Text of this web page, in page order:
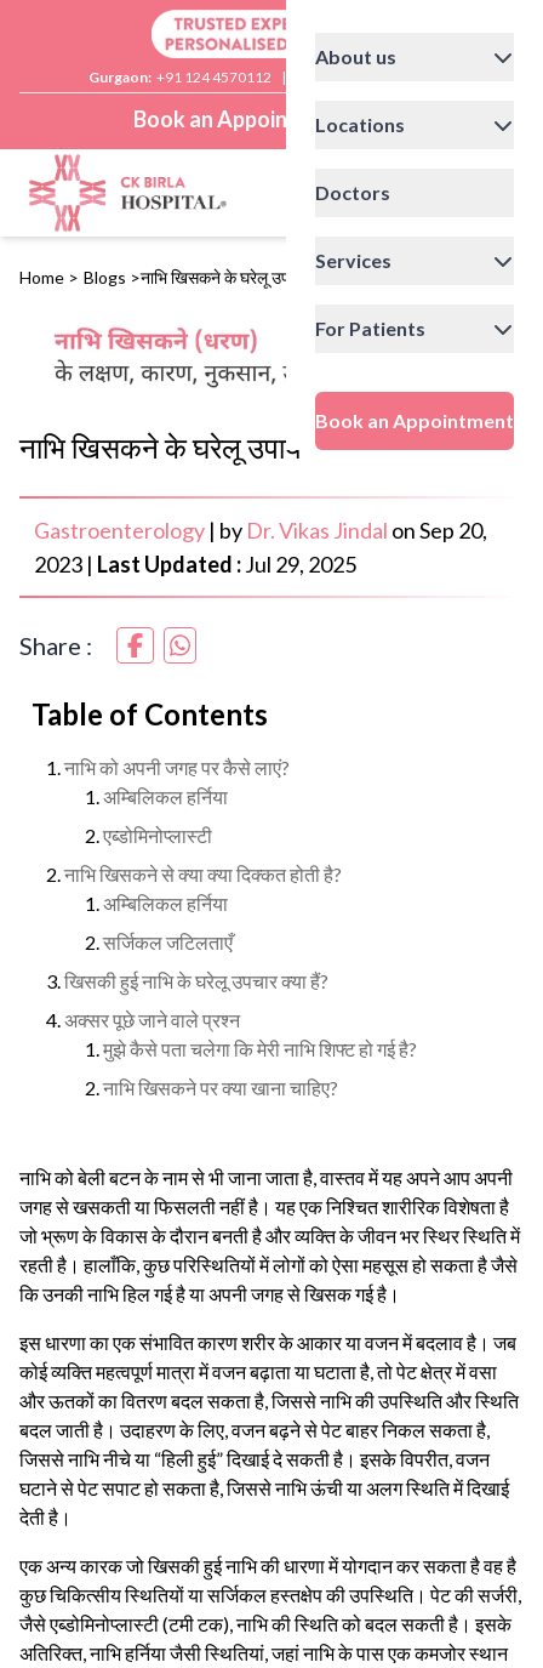
Gurgaon: +91 124 4570112 |
Book an Appointment
About us
Locations
Doctors
Services
For Patients
Book an Appointment
Home > Blogs >नाभि खिसकने के घरेलू उपाय
नाभि खिसकने के घरेलू उपाय
Gastroenterology | by Dr. Vikas Jindal onSep 20,
2023 | Last Updated :Jul 29, 2025
Share :
Table of Contents
नाभि को अपनी जगह पर कैसे लाएं?
अम्बिलिकल हर्निया
एब्डोमिनोप्लास्टी
नाभि खिसकने से क्या क्या दिक्कत होती है?
अम्बिलिकल हर्निया
सर्जिकल जटिलताएँ
खिसकी हुई नाभि के घरेलू उपचार क्या हैं?
अक्सर पूछे जाने वाले प्रश्न
मुझे कैसे पता चलेगा कि मेरी नाभि शिफ्ट हो गई है?
नाभि खिसकने पर क्या खाना चाहिए?
नाभि को बेली बटन के नाम से भी जाना जाता है, वास्तव में यह अपने आप अपनी
जगह से खसकती या फिसलती नहीं है। यह एक निश्चित शारीरिक विशेषता है
जो भ्रूण के विकास के दौरान बनती है और व्यक्ति के जीवन भर स्थिर स्थिति में
रहती है। हालाँकि, कुछ परिस्थितियों में लोगों को ऐसा महसूस हो सकता है जैसे
कि उनकी नाभि हिल गई है या अपनी जगह से खिसक गई है।
इस धारणा का एक संभावित कारण शरीर के आकार या वजन में बदलाव है। जब
कोई व्यक्ति महत्वपूर्ण मात्रा में वजन बढ़ाता या घटाता है, तो पेट क्षेत्र में वसा
और ऊतकों का वितरण बदल सकता है, जिससे नाभि की उपस्थिति और स्थिति
बदल जाती है। उदाहरण के लिए, वजन बढ़ने से पेट बाहर निकल सकता है,
जिससे नाभि नीचे या “हिली हुई” दिखाई दे सकती है। इसके विपरीत, वजन
घटाने से पेट सपाट हो सकता है, जिससे नाभि ऊंची या अलग स्थिति में दिखाई
देती है।
एक अन्य कारक जो खिसकी हुई नाभि की धारणा में योगदान कर सकता है वह है
कुछ चिकित्सीय स्थितियों या सर्जिकल हस्तक्षेप की उपस्थिति। पेट की सर्जरी,
जैसे एब्डोमिनोप्लास्टी (टमी टक), नाभि की स्थिति को बदल सकती है। इसके
अतिरिक्त, नाभि हर्निया जैसी स्थितियां, जहां नाभि के पास एक कमजोर स्थान